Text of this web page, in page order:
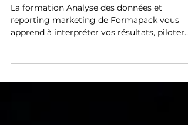
vos actions avec précision
La formation Analyse des données et
vos actions et démontrer votre impact.